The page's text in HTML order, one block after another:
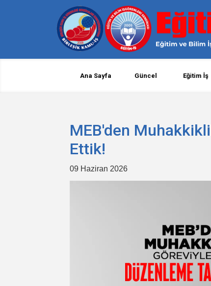
Ana Sayfa Güncel Eğitim İş
MEB'den
Ettik!
09 Haziran 2026